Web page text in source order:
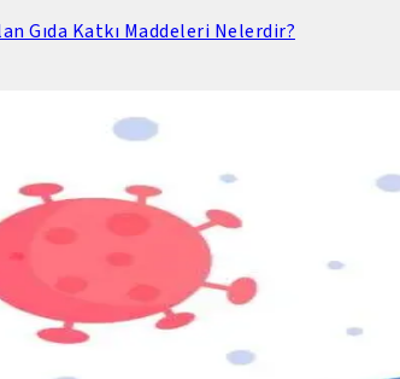
Gıda Katkı Maddeleri Nelerdir?